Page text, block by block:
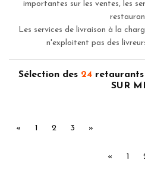
importantes sur les ventes, les
Les services de livraison à la
n'exploitent pas des
Sélection des 24retaurants
SUR
« Précédent
1 2 3 »
« 1